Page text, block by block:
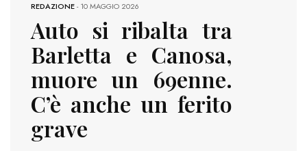
REDAZIONE-10 MAGGIO 2026
Auto si ribalta tra
Barletta e Canosa,
muore un 69enne.
C’è anche un ferito
grave